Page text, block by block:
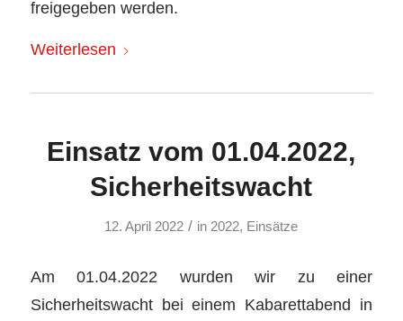
freigegeben werden.
Weiterlesen
Einsatz vom 01.04.2022,
Sicherheitswacht
12. April 2022 / in2022, Einsätze
Am 01.04.2022 wurden wir zu einer
Sicherheitswacht bei einem Kabarettabend in